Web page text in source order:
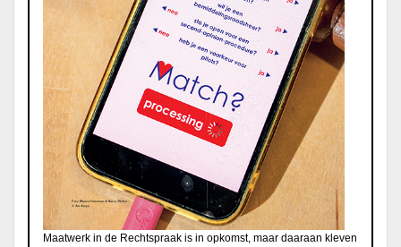
Maatwerk in de Rechtspraak is in opkomst, maar daaraan kleven